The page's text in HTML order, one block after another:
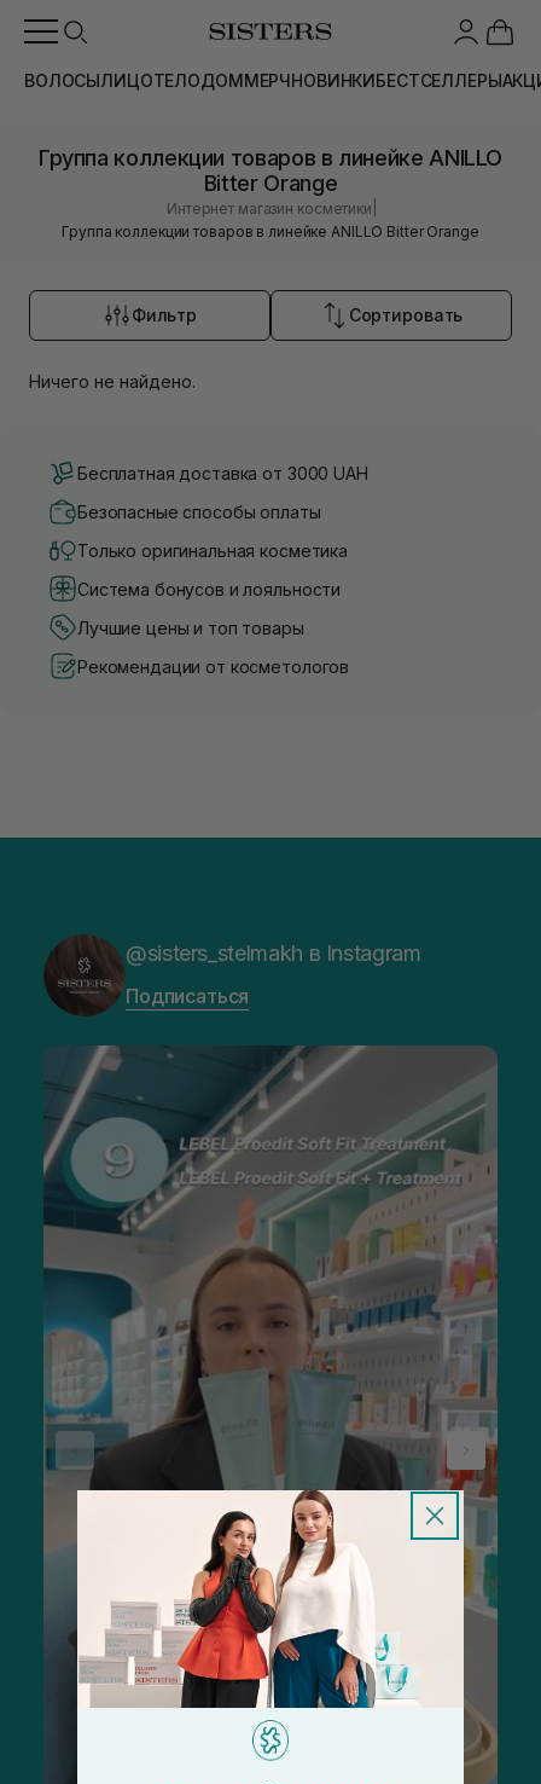
ВОЛОСЫЛИЦОТЕЛОДОММЕРЧНОВИНКИБЕСТСЕЛЛЕРЫ
Группа коллекции товаров в линейке ANILLO
Bitter Orange
Интернет магазин косметики
Группа коллекции товаров в линейке ANILLO Bitter Orange
Фильтр Сортировать
Ничего не найдено.
Бесплатная доставка от 3000 UAH
Безопасные способы оплаты
Только оригинальная косметика
Система бонусов и лояльности
Лучшие цены и топ товары
Рекомендации от косметологов
@sisters_stelmakh в Instagram
Подписаться